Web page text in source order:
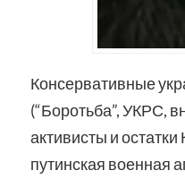
Консервативные
(“Боротьба”, УКРС,
активисты и
путинская военная